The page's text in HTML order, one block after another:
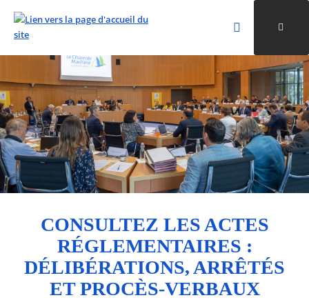
ALLER AU CONTENU
ALLER AU MENU
ALLER À LA RECHERCHE
Rechercher
Valider la
CONSULTEZ LES ACTES
RÉGLEMENTAIRES :
DÉLIBÉRATIONS, ARRÊTÉS
ET PROCÈS-VERBAUX